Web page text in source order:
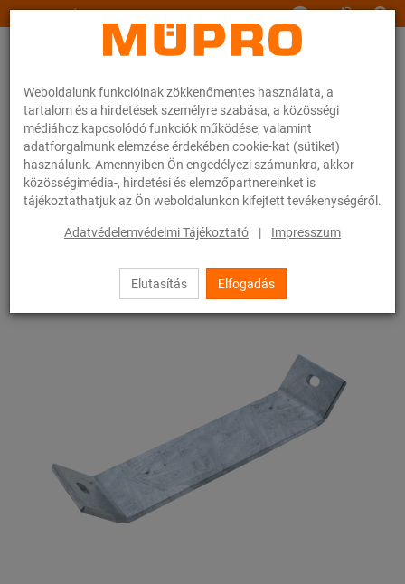
Weboldalunk funkcióinak zökkenőmentes használata, a
tartalom és a hirdetések személyre szabása, a közösségi
médiához kapcsolódó funkciók működése, valamint
adatforgalmunk elemzése érdekében cookie-kat (sütiket)
használunk. Amennyiben Ön engedélyezi számunkra, akkor
közösségimédia-, hirdetési és elemzőpartnereinket is
tájékoztathatjuk az Ön weboldalunkon kifejtett tevékenységéről.
Adatvédelemvédelmi Tájékoztató | Impresszum
Elutasítás Elfogadás
www.muepro.hu
Webáruhàz Rögzítéstechnika
Nehéz csőrögzítés
MPT-szerelősínek nehéz csőrögzítéshez